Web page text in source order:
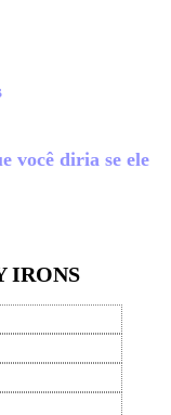
você diria se ele
IRONS